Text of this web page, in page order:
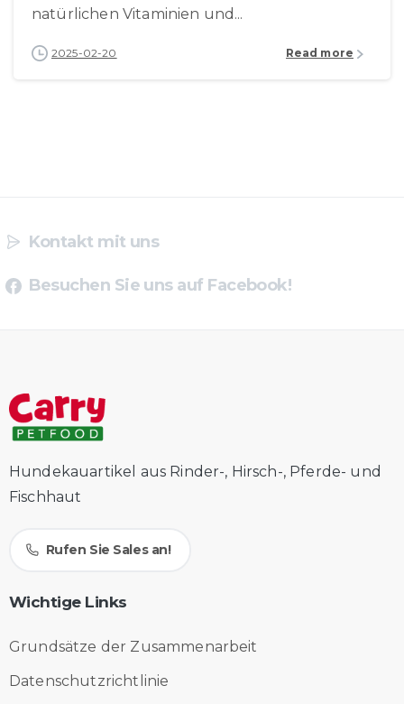
natürlichen Vitaminien und...
2025-02-20 Read more
Kontakt mit uns
Besuchen Sie uns auf Facebook!
Hundekauartikel aus Rinder-, Hirsch-, Pferde- und
Fischhaut
Rufen Sie Sales an!
Wichtige Links
Grundsätze der Zusammenarbeit
Datenschutzrichtlinie